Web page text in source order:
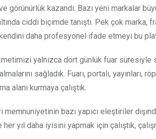
görünürlük kazandı. Bazı yeni markalar
ciddi biçimde tanıştı. Pek çok
kendini daha profesyonel ifade etmeyi bu
yalnızca dört günlük fuar süresiyle
sağladık. Fuarı, portalı, yayınları,
alanı kurmaya çalıştık.
memnuniyetinin bazı yapıcı eleştiriler
yıl daha iyisini yapmak için çalıştık,